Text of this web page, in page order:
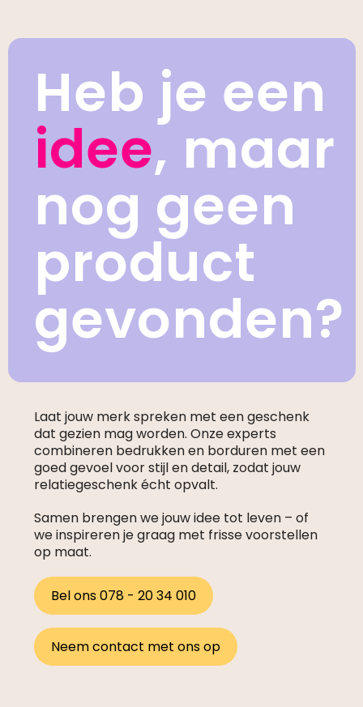
Heb je een
idee, maar
nog geen
product
gevonden?
Laat jouw merk spreken met een geschenk
dat gezien mag worden. Onze experts
combineren bedrukken en borduren met een
goed gevoel voor stijl en detail, zodat jouw
relatiegeschenk écht opvalt.
Samen brengen we jouw idee tot leven – of
we inspireren je graag met frisse voorstellen
op maat.
Bel ons 078 - 20 34 010
Neem contact met ons op